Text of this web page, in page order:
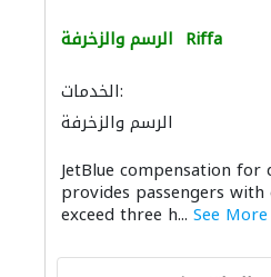
الرسم والزخرفة Riffa
الخدمات:
الرسم والزخرفة
JetBlue compensation for
provides passengers
exceed three h... See More